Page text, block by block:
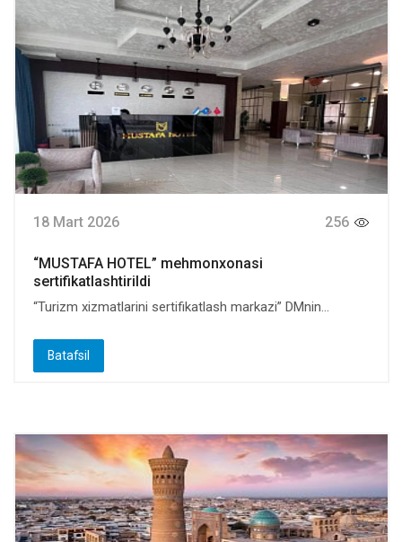
18 Mart 2026 256
“MUSTAFA HOTEL” mehmonxonasi
sertifikatlashtirildi
“Turizm xizmatlarini sertifikatlash markazi” DMnin...
Batafsil